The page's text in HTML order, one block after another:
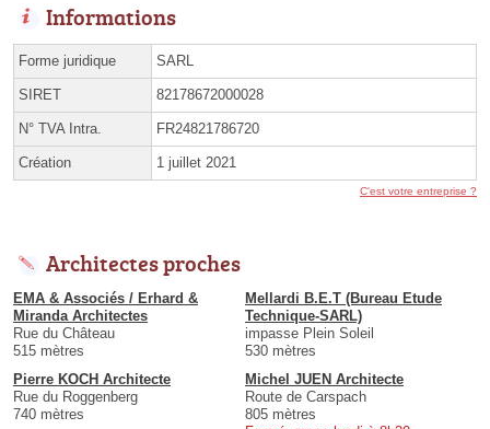
Informations
Forme juridique SARL
SIRET 82178672000028
N° TVA Intra. FR24821786720
Création 1 juillet 2021
C'est votre entreprise ?
Architectes proches
EMA & Associés / Erhard &
Miranda Architectes
Rue du Château
515 mètres
Mellardi B.E.T (Bureau Etude
Technique-SARL)
impasse Plein Soleil
530 mètres
Pierre KOCH Architecte
Rue du Roggenberg
740 mètres
Michel JUEN Architecte
Route de Carspach
805 mètres